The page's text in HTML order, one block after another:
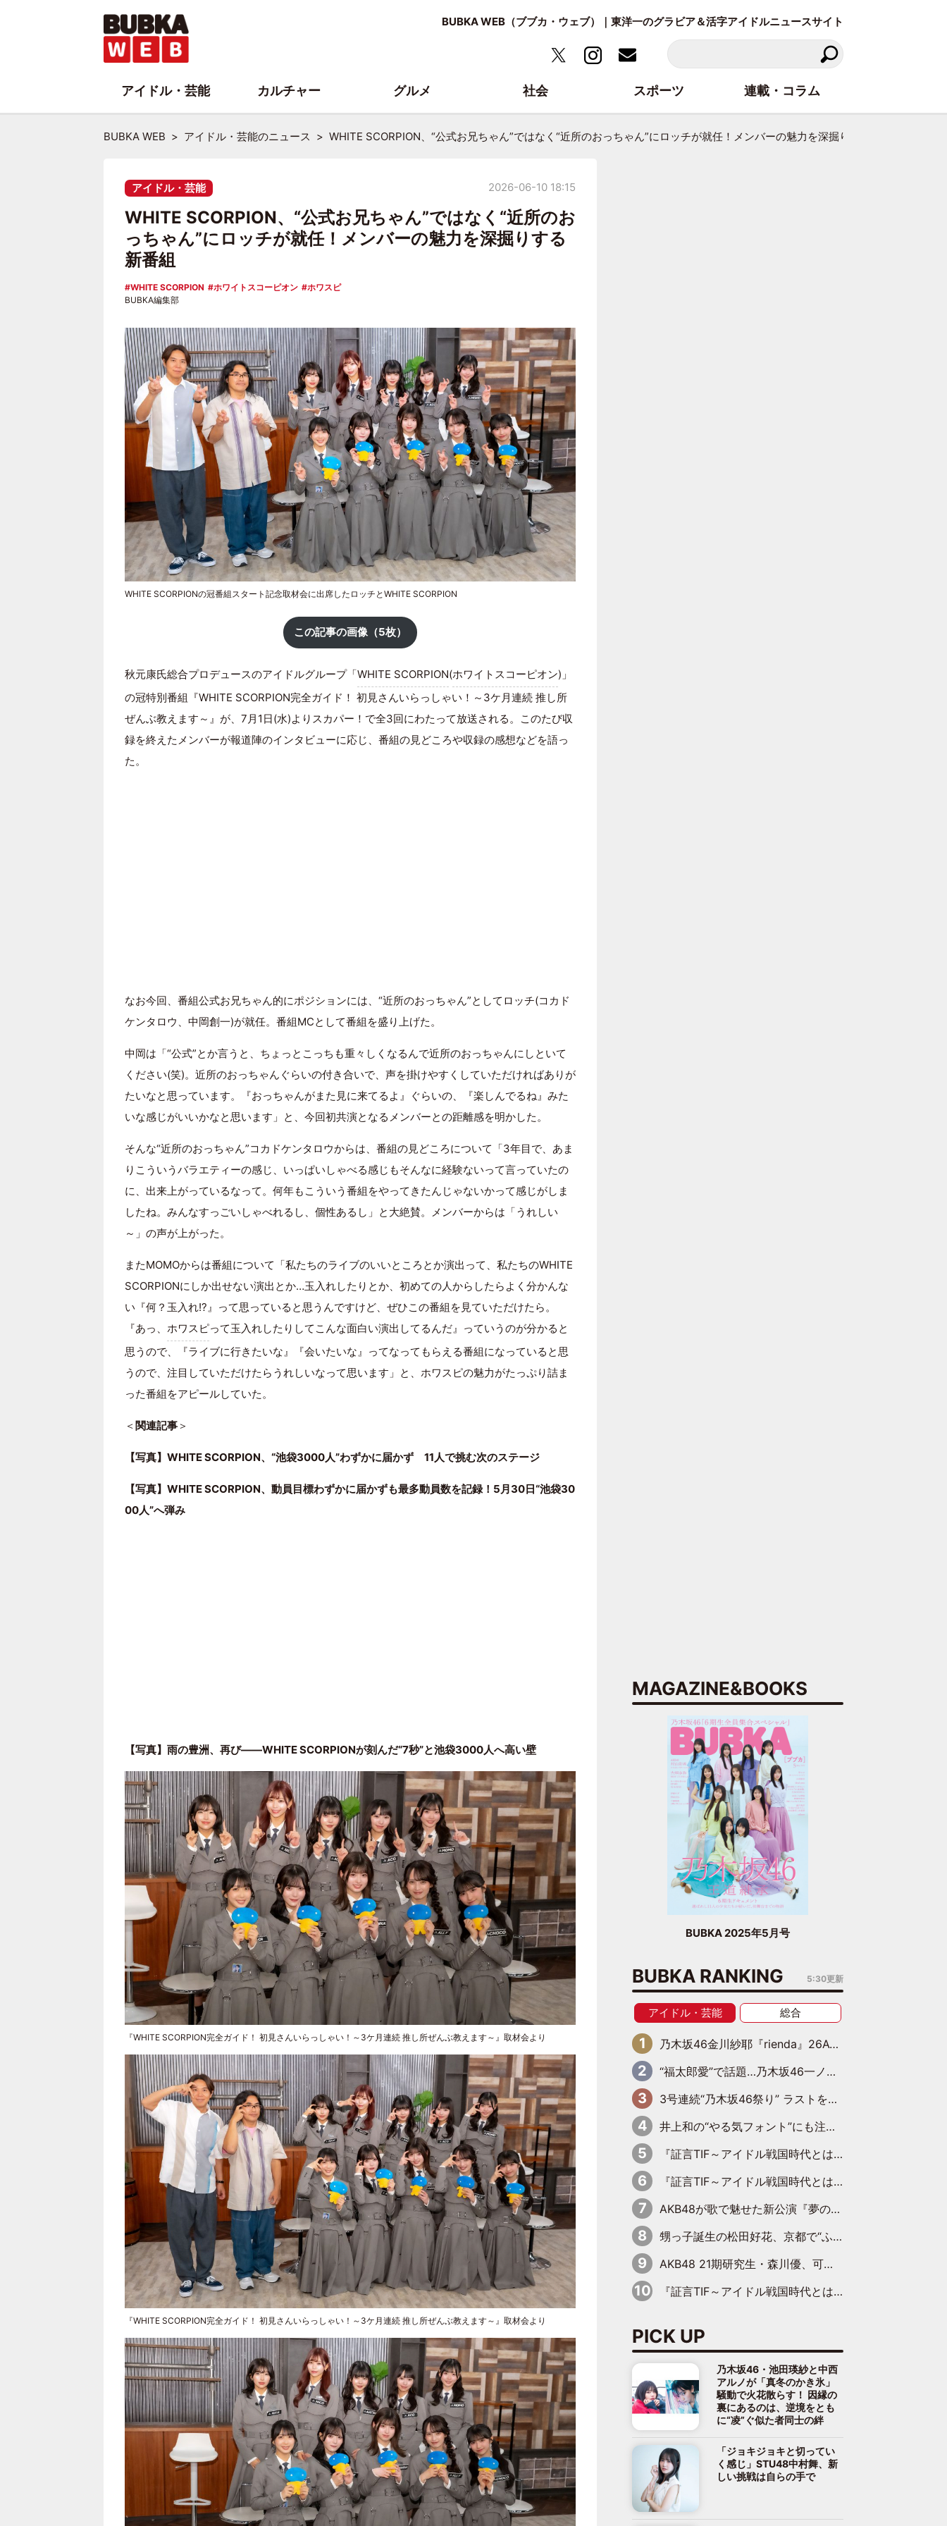
BUBKA WEB（ブブカ・ウェブ）｜東洋一のグラビア＆活字アイドルニュースサイト
BUBKA WEB アイドル・芸能のニュース WHITE SCORPION、“公式お兄ちゃん”ではなく“近所のおっちゃん”にロッチが就任！メンバーの魅力を深掘りする新番組
アイドル・芸能 2026-06-10 18:15
WHITE SCORPION、“公式お兄ちゃん”ではなく“近所のお
っちゃん”にロッチが就任！メンバーの魅力を深掘りする
新番組
WHITE SCORPION ホワイトスコーピオン
ホワスピ
BUBKA編集部
WHITE SCORPIONの冠番組スタート記念取材会に出席したロッチとWHITE SCORPION
この記事の画像（5枚）
秋元康氏総合プロデュースのアイドルグループ「WHITE SCORPION(ホワイトスコーピオン)」
の冠特別番組『WHITE SCORPION完全ガイド！ 初見さんいらっしゃい！～3ケ月連続 推し所
ぜんぶ教えます～』が、7月1日(水)よりスカパー！で全3回にわたって放送される。このたび収
録を終えたメンバーが報道陣のインタビューに応じ、番組の見どころや収録の感想などを語っ
た。
なお今回、番組公式お兄ちゃん的にポジションには、“近所のおっちゃん”としてロッチ(コカド
ケンタロウ、中岡創一)が就任。番組MCとして番組を盛り上げた。
中岡は「“公式”とか言うと、ちょっとこっちも重々しくなるんで近所のおっちゃんにしといて
ください(笑)。近所のおっちゃんぐらいの付き合いで、声を掛けやすくしていただければありが
たいなと思っています。『おっちゃんがまた見に来てるよ』ぐらいの、『楽しんでるね』みた
いな感じがいいかなと思います」と、今回初共演となるメンバーとの距離感を明かした。
そんな“近所のおっちゃん”コカドケンタロウからは、番組の見どころについて「3年目で、あま
りこういうバラエティーの感じ、いっぱいしゃべる感じもそんなに経験ないって言っていたの
に、出来上がっているなって。何年もこういう番組をやってきたんじゃないかって感じがしま
したね。みんなすっごいしゃべれるし、個性あるし」と大絶賛。メンバーからは「うれしい
～」の声が上がった。
またMOMOからは番組について「私たちのライブのいいところとか演出って、私たちのWHITE
SCORPIONにしか出せない演出とか…玉入れしたりとか、初めての人からしたらよく分かんな
い『何？玉入れ!?』って思っていると思うんですけど、ぜひこの番組を見ていただけたら。
『あっ、 ホワスピって玉入れしたりしてこんな面白い演出してるんだ』っていうのが分かると
思うので、『ライブに行きたいな』『会いたいな』ってなってもらえる番組になっていると思
うので、注目していただけたらうれしいなって思います」と、ホワスピの魅力がたっぷり詰ま
った番組をアピールしていた。
＜関連記事＞
【写真】WHITE SCORPION、“池袋3000人”わずかに届かず 11人で挑む次のステージ
【写真】WHITE SCORPION、動員目標わずかに届かずも最多動員数を記録！5月30日“池袋30
00人”へ弾み
【写真】雨の豊洲、再び――WHITE SCORPIONが刻んだ“7秒”と池袋3000人へ高い壁
『WHITE SCORPION完全ガイド！ 初見さんいらっしゃい！～3ケ月連続 推し所ぜんぶ教えます～』取材会より
『WHITE SCORPION完全ガイド！ 初見さんいらっしゃい！～3ケ月連続 推し所ぜんぶ教えます～』取材会より
MAGAZINE&BOOKS
BUBKA 2025年5月号
BUBKA RANKING 5:30更新
アイドル・芸能 総合
乃木坂46金川紗耶『rienda』26AW LOOKモデルに就任
“福太郎愛”で話題…乃木坂46一ノ瀬美空、地元福岡『めんべい25周年トップサポーター』に就任
3号連続“乃木坂46祭り” ラストを飾るのは賀喜遥香…5年ぶりの登場に「5年分大人になった私を見ていただけたら」
井上和の“やる気フォント”にも注目 乃木坂46が挑んだ書道パフォーマンスの舞台裏
『証言TIF～アイドル戦国時代とはなんだったのか～』第6回：でんぱ組.inc・古川未鈴×相沢梨紗「『ハロプロやりたかったな』って言ったら、夢眠ねむさんに『てめえはでんぱ組．incなんだよ！』って肩パンされて(笑)」
『証言TIF～アイドル戦国時代とはなんだったのか～』第11回：私立恵比寿中学・真山りか×安本彩花「TIFで10年ぶりのキョンシーメイクをしたら、場を完全に引かせてしまって。時代が変わったんだなって」
AKB48が歌で魅せた新公演『夢のポップスター』 初日から全身全霊のステージ
甥っ子誕生の松田好花、京都で“ふたつの家族”をはしご！ “母”黒谷友香に見送られ、“父”松岡昌宏とはハシゴ酒
AKB48 21期研究生・森川優、可愛さもある大人の女性に
『証言TIF～アイドル戦国時代とはなんだったのか～』第10回：さくら学院・武藤彩未×飯田らうら「正直、中3で辞めるというのを信じてなくて。そう言われてはいたけど、嘘でしょって」
PICK UP
乃木坂46・池田瑛紗と中西
アルノが「真冬のかき氷」
騒動で火花散らす！ 因縁の
裏にあるのは、逆境をとも
に“凌”ぐ似た者同士の絆
「ジョキジョキと切ってい
く感じ」STU48中村舞、新
しい挑戦は自らの手で
アイドル・芸能 カルチャー グルメ 社会 スポーツ 連載・コラム